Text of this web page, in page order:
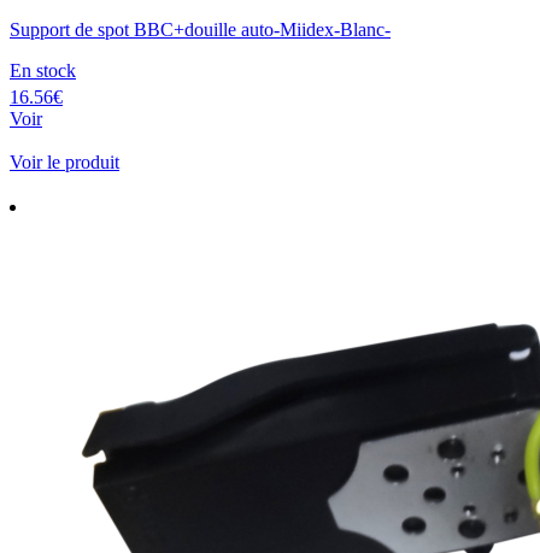
Support de spot BBC+douille auto-Miidex-Blanc-
En stock
16.56€
Voir
Voir le produit